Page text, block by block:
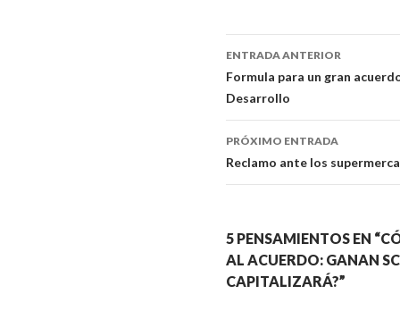
Navegador
de
artículos
ENTRADA ANTERIOR
Formula para un gran
Desarrollo
PRÓXIMO ENTRADA
Reclamo ante los
5 PENSAMIENTOS EN
AL ACUERDO: GANAN
CAPITALIZARÁ?”